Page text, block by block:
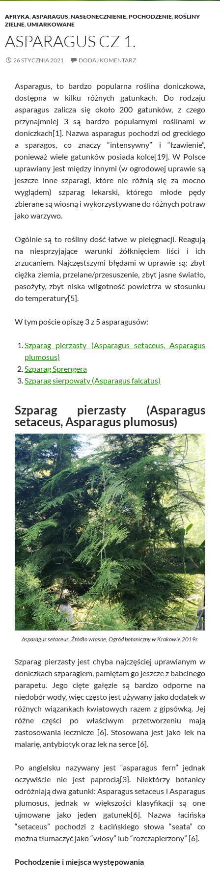
AFRYKA,ASPARAGUS,NASŁONECZNIENIE,POCHODZENIE,ROŚLINY
ZIELNE,UMIARKOWANE
ASPARAGUS CZ 1.
26 STYCZNIA 2021 DODAJ KOMENTARZ
Asparagus, to bardzo popularna roślina doniczkowa,
dostępna w kilku różnych gatunkach. Do rodzaju
asparagus zalicza się około 200 gatunków, z czego
przynajmniej 3 są bardzo popularnymi roślinami w
doniczkach[1]. Nazwa asparagus pochodzi od greckiego
a sparagos, co znaczy “intensywny” i “łzawienie”,
ponieważ wiele gatunków posiada kolce[19]. W Polsce
uprawiany jest między innymi (w ogrodowej uprawie są
jeszcze inne szparagi, które nie różnią się za mocno
wyglądem) szparag lekarski, którego młode pędy
zbierane są wiosną i wykorzystywane do różnych potraw
jako warzywo.
Ogólnie są to rośliny dość łatwe w pielęgnacji. Reagują
na niesprzyjające warunki żółknięciem liści i ich
zrzucaniem. Najczęstszymi błędami w uprawie są: zbyt
ciężka ziemia, przelane/przesuszenie, zbyt jasne światło,
pasożyty, zbyt niska wilgotność powietrza w stosunku
do temperatury[5].
W tym poście opiszę 3 z 5 asparagusów:
Szparag pierzasty (Asparagus setaceus, Asparagus
plumosus)
Szparag Sprengera
Szparag sierpowaty (Asparagus falcatus)
Szparag pierzasty (Asparagus
setaceus, Asparagus plumosus)
Asparagus setaceus. Źródło własne, Ogród botaniczny w Krakowie 2019r.
Szparag pierzasty jest chyba najczęściej uprawianym w
doniczkach szparagiem, pamiętam go jeszcze z babcinego
parapetu. Jego cięte gałęzie są bardzo odporne na
niedobór wody, więc często jest używany jako dodatek w
różnych wiązankach kwiatowych razem z gipsówką. Jej
różne części po właściwym przetworzeniu mają
zastosowania lecznicze [6]. Stosowana jest jako lek na
malarię, antybiotyk oraz lek na serce [6].
Po angielsku nazywany jest “asparagus fern” jednak
oczywiście nie jest paprocią[3]. Niektórzy botanicy
odróżniają dwa gatunki: Asparagus setaceus i Asparagus
plumosus, jednak w większości klasyfikacji są one
ujmowane jako jeden gatunek[6]. Nazwa łacińska
“setaceus” pochodzi z Łacińskiego słowa “seata” co
można tłumaczyć jako “włosy” lub “rozczapierzony” [6].
Pochodzenie i miejsca występowania